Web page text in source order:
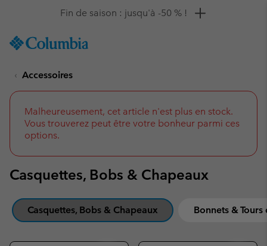
TO
SKIP
NAV
SKIP
TO
SEARCH
Remise de 10 % à saisir
Accessoires
Malheureusement, cet article n'est plus en stock.
Vous trouverez peut être votre bonheur parmi ces
options.
Casquettes, Bobs & Chapeaux
Casquettes, Bobs & Chapeaux Bonnets & Tours